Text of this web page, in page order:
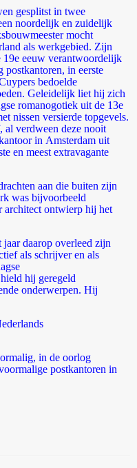
gesplitst in twee
noordelijk en zuidelijk
mocht
als werkgebied. Zijn
19e eeuw verantwoordelijk
postkantoren, in eerste
bedoelde
Geleidelijk liet hij zich
romanogotiek uit de 13e
nissen versierde topgevels.
al verdween deze nooit
in Amsterdam uit
en meest extravagante
aan die buiten zijn
was bijvoorbeeld
architect ontwierp hij het
daarop overleed zijn
als schrijver en als
hield hij geregeld
onderwerpen. Hij
in de oorlog
postkantoren in